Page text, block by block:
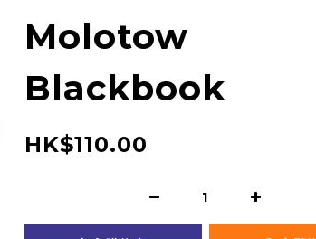
Molotow
Blackbook
HK$110.00